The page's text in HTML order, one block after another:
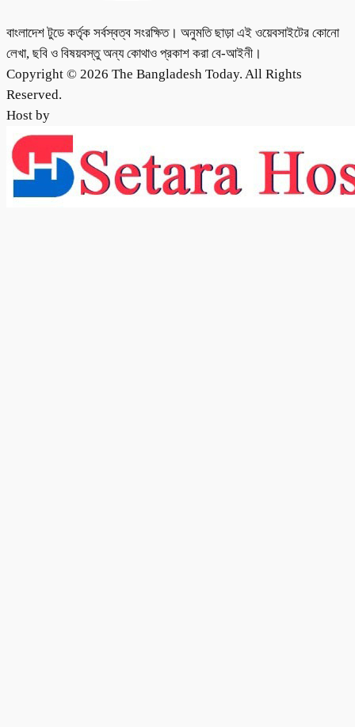
বাংলাদেশ টুডে কর্তৃক সর্বস্বত্ব সংরক্ষিত। অনুমতি ছাড়া এই ওয়েবসাইটের কোনো
লেখা, ছবি ও বিষয়বস্তু অন্য কোথাও প্রকাশ করা বে-আইনী।
Copyright © 2026 The Bangladesh Today. All Rights
Reserved.
Host by